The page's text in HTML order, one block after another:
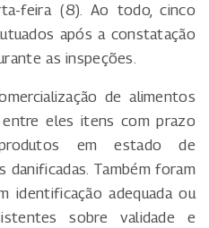
feira (8). Ao todo, cinco
após a constatação
as inspeções.
de alimentos
entre eles itens com prazo
em estado de
danificadas. Também foram
identificação adequada ou
sobre validade e